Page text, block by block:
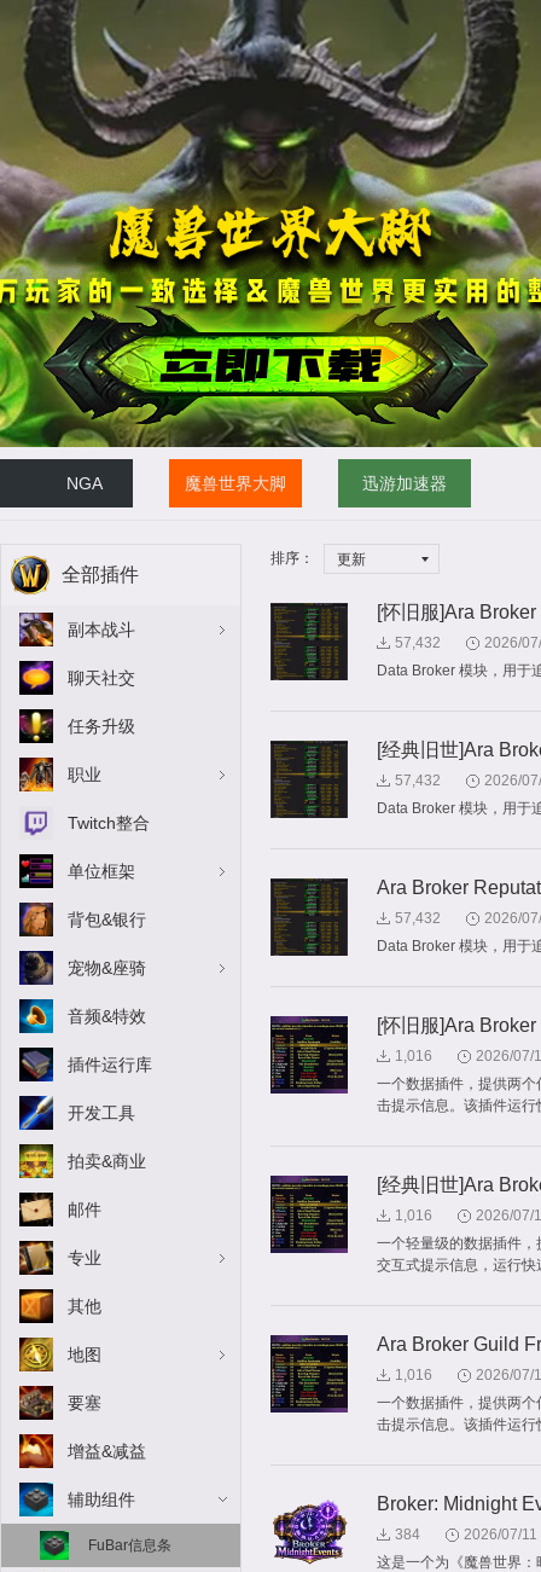
NGA 魔兽世界大脚 迅游加速器
全部插件
副本战斗
聊天社交
任务升级
职业
Twitch整合
单位框架
背包&银行
宠物&座骑
音频&特效
插件运行库
开发工具
拍卖&商业
邮件
专业
其他
地图
要塞
增益&减益
辅助组件
FuBar信息条
排序： 更新
[怀旧服]Ara
57,432
2026/
Data Broker 模块，用于
[经典旧世]Ara
57,432
2026/
Data Broker 模块，用于
Ara Broker
57,432
2026/
Data Broker 模块，用于
[怀旧服]Ara
1,016
2026/07/
一个数据插件，提供两
击提示信息。该插件运行
[经典旧世]Ara
1,016
2026/07/
一个轻量级的数据插件
交互式提示信息，运行
Ara Broker Guild
1,016
2026/07/
一个数据插件，提供两
击提示信息。该插件运行
Broker: Midnight
384
2026/07/11
这是一个为《魔兽世界